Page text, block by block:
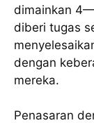
dimainkan
diberi tugas
dengan
mereka.
Penasaran